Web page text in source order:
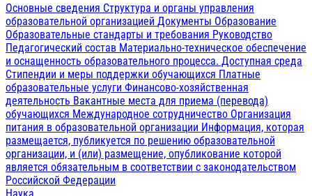
Основные сведения Структура и органы управления
образовательной организацией Документы Образование
Образовательные стандарты и требования Руководство
Педагогический состав Материально-техническое обеспечение
и оснащенность образовательного процесса. Доступная среда
Стипендии и меры поддержки обучающихся Платные
образовательные услуги Финансово-хозяйственная
деятельность Вакантные места для приема (перевода)
обучающихся Международное сотрудничество Организация
питания в образовательной организации Информация, которая
размещается, публикуется по решению образовательной
организации, и (или) размещение, опубликование которой
является обязательным в соответствии с законодательством
Российской Федерации